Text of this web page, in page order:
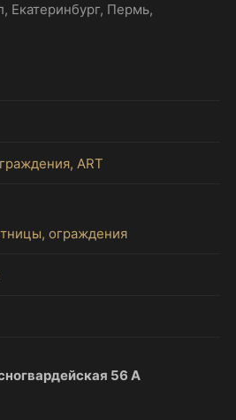
Екатеринбург, Пермь,
ART
ограждения
56 А